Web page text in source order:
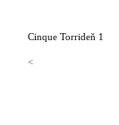
Cinque Torrideň 1
<